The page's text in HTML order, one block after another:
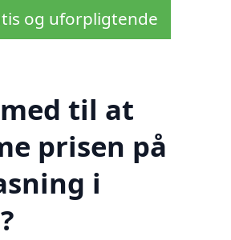
og uforpligtende
til at
prisen på
i